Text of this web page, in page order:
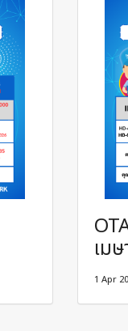
เม
1 Apr